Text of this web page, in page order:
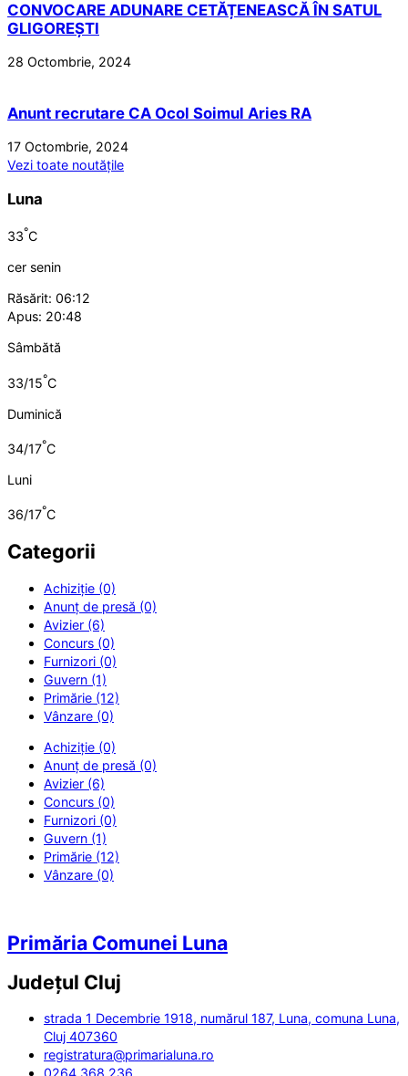
CONVOCARE ADUNARE CETĂȚENEASCĂ ÎN SATUL
GLIGOREȘTI
28 Octombrie, 2024
Anunt recrutare CA Ocol Soimul Aries RA
17 Octombrie, 2024
Vezi toate noutățile
Luna
33°C
cer senin
Răsărit: 06:12
Apus: 20:48
Sâmbătă
33/15°C
Duminică
34/17°C
Luni
36/17°C
Categorii
Achiziție (0)
Anunț de presă (0)
Avizier (6)
Concurs (0)
Furnizori (0)
Guvern (1)
Primărie (12)
Vânzare (0)
Achiziție (0)
Anunț de presă (0)
Avizier (6)
Concurs (0)
Furnizori (0)
Guvern (1)
Primărie (12)
Vânzare (0)
Primăria Comunei Luna
Județul Cluj
strada 1 Decembrie 1918, numărul 187, Luna, comuna Luna,
Cluj 407360
registratura@primarialuna.ro